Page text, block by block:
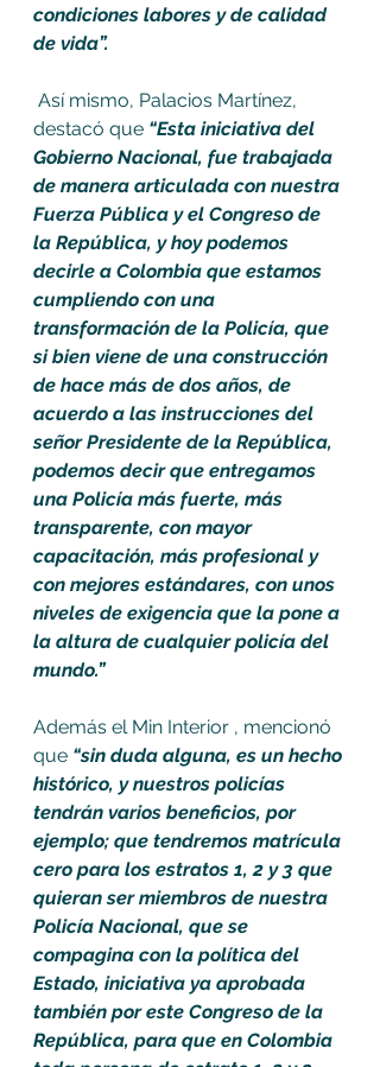
condiciones labores y de calidad
de vida”.
destacó que “Esta iniciativa del
Gobierno Nacional, fue trabajada
de manera articulada con nuestra
Fuerza Pública y el Congreso de
la República, y hoy podemos
decirle a Colombia que estamos
cumpliendo con una
transformación de la Policía, que
si bien viene de una construcción
de hace más de dos años, de
acuerdo a las instrucciones del
señor Presidente de la República,
podemos decir que entregamos
una Policía más fuerte, más
transparente, con mayor
capacitación, más profesional y
con mejores estándares, con unos
niveles de exigencia que la pone a
la altura de cualquier policía del
mundo.”
Además el Min Interior , mencionó
que “sin duda alguna, es un hecho
histórico, y nuestros policías
tendrán varios beneficios, por
ejemplo; que tendremos matrícula
cero para los estratos 1, 2 y 3 que
quieran ser miembros de nuestra
Policía Nacional, que se
compagina con la política del
Estado, iniciativa ya aprobada
también por este Congreso de la
República, para que en Colombia